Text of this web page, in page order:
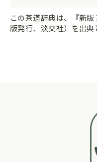
この茶道辞典は、『新
版発行、淡交社）を出典